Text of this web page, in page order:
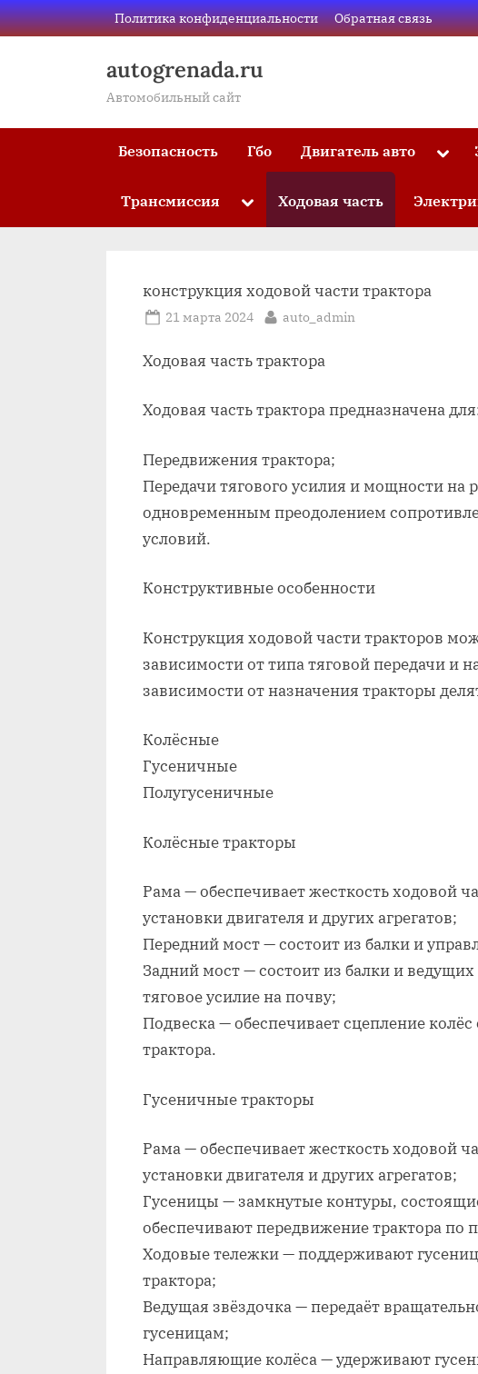
Skip
to
Политика конфиденциальности Обратная связь
autogrenada.ru
Автомобильный сайт
Безопасность Гбо Двигатель авто
Трансмиссия Toggle
menu
Ходовая часть
конструкция ходовой части трактора
Posted
21 марта 2024 By
auto_admin
Ходовая часть трактора
Ходовая часть трактора предназначена
Передвижения трактора;
Передачи тягового усилия и мощности на
одновременным преодолением
условий.
Конструктивные особенности
Конструкция ходовой части тракторов
зависимости от типа тяговой передачи и
зависимости от назначения тракторы
Колёсные
Гусеничные
Полугусеничные
Колёсные тракторы
Рама — обеспечивает жесткость ходовой
установки двигателя и других агрегатов;
Передний мост — состоит из балки и
Задний мост — состоит из балки и
тяговое усилие на почву;
Подвеска — обеспечивает сцепление
трактора.
Гусеничные тракторы
Рама — обеспечивает жесткость ходовой
установки двигателя и других агрегатов;
Гусеницы — замкнутые контуры,
обеспечивают передвижение трактора по
Ходовые тележки — поддерживают
трактора;
Ведущая звёздочка — передаёт
гусеницам;
Направляющие колёса — удерживают